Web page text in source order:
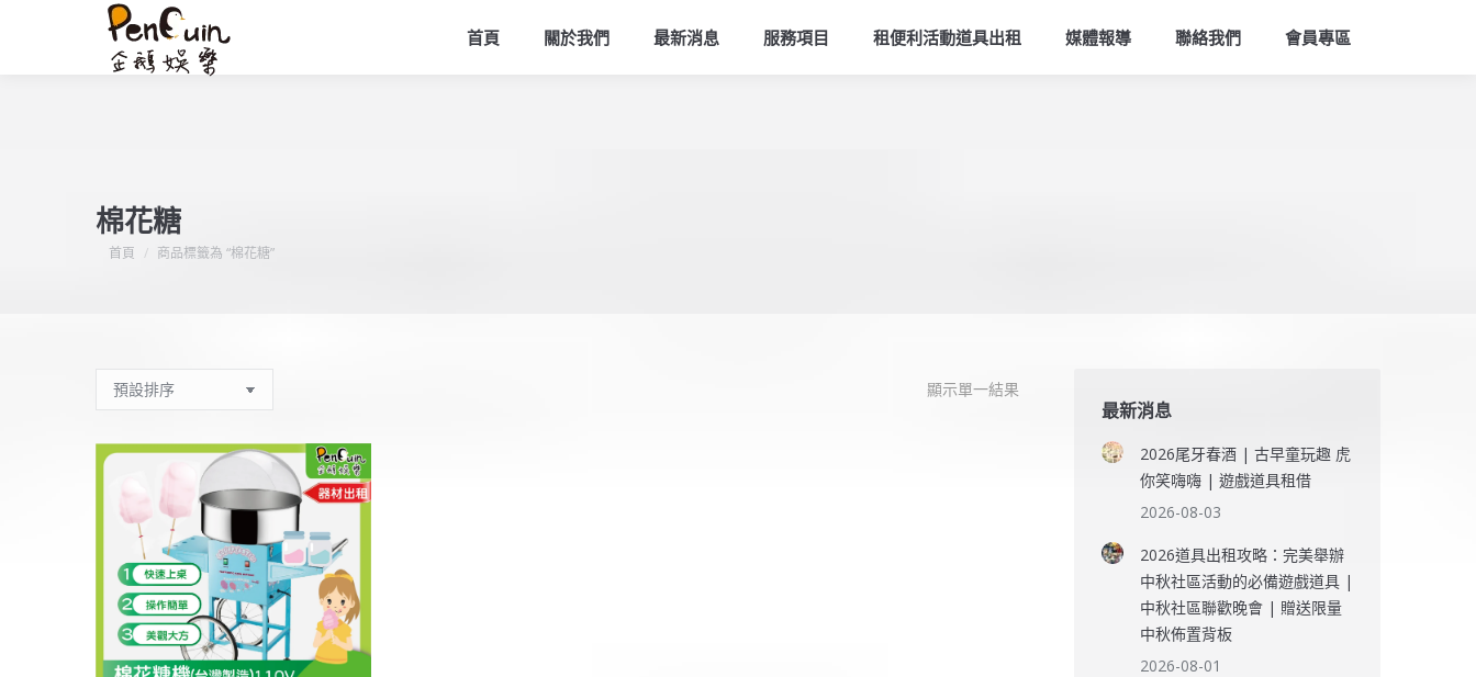
首頁 關於我們 最新消息 服務項目 租便利活動道具出租 媒體報導 聯絡我們 會員專區
棉花糖
您在這裡：
首頁 商品標籤為 “棉花糖”
顯示單一結果
最新消息
2026尾牙春酒 | 古早童玩趣 虎
你笑嗨嗨 | 遊戲道具租借
2026-08-03
2026道具出租攻略：完美舉辦
中秋社區活動的必備遊戲道具 |
中秋社區聯歡晚會 | 贈送限量
中秋佈置背板
2026-08-01